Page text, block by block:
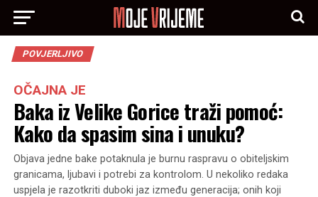
POVJERLJIVO
OČAJNA JE
Baka iz Velike Gorice traži pomoć:
Kako da spasim sina i unuku?
Objava jedne bake potaknula je burnu raspravu o obiteljskim
granicama, ljubavi i potrebi za kontrolom. U nekoliko redaka
uspjela je razotkriti duboki jaz između generacija; onih koji